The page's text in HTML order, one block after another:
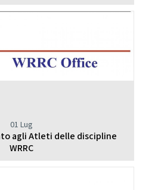
01 Lug
agli Atleti delle discipline
WRRC